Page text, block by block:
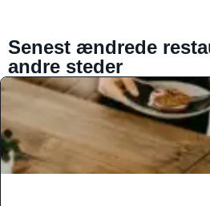
Senest ændrede
andre steder